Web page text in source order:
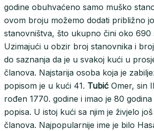
godine obuhvaćeno samo muško
ovom broju možemo dodati približno
stanovništva, što ukupno čini oko 690
Uzimajući u obzir broj stanovnika i
do saznanja da je u svakoj kući u
članova. Najstarija osoba koja je
popisom je u kući 41. Tubić Omer, sin
rođen 1770. godine i imao je 80
popisa. U istoj kući sa njim je živjelo
članova. Najpopularnije ime je bilo